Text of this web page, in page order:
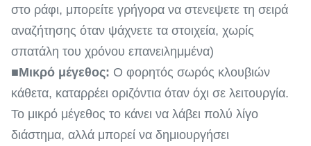
στο ράφι, μπορείτε γρήγορα να στενεψετε τη σειρά
αναζήτησης όταν ψάχνετε τα στοιχεία, χωρίς
σπατάλη του χρόνου επανειλημμένα)
■Μικρό μέγεθος: Ο φορητός σωρός κλουβιών
κάθετα, καταρρέει οριζόντια όταν όχι σε λειτουργία.
Το μικρό μέγεθος το κάνει να λάβει πολύ λίγο
διάστημα, αλλά μπορεί να δημιουργήσει